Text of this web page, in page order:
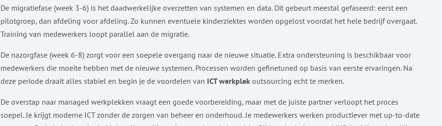
De migratiefase (week 3-6) is het daadwerkelijke overzetten van systemen en data. Dit gebeurt meestal gefaseerd: eerst een
pilotgroep, dan afdeling voor afdeling. Zo kunnen eventuele kinderziektes worden opgelost voordat het hele bedrijf overgaat.
Training van medewerkers loopt parallel aan de migratie.
De nazorgfase (week 6-8) zorgt voor een soepele overgang naar de nieuwe situatie. Extra ondersteuning is beschikbaar voor
medewerkers die moeite hebben met de nieuwe systemen. Processen worden gefinetuned op basis van eerste ervaringen. Na
deze periode draait alles stabiel en begin je de voordelen van ICT werkplek outsourcing echt te merken.
De overstap naar managed werkplekken vraagt een goede voorbereiding, maar met de juiste partner verloopt het proces
soepel. Je krijgt moderne ICT zonder de zorgen van beheer en onderhoud. Je medewerkers werken productiever met up-to-date